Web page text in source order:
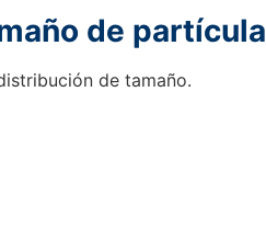
de partícula
de tamaño.